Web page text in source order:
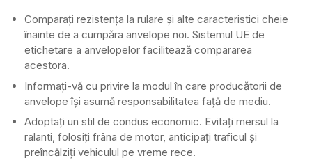
Comparați rezistența la rulare și alte caracteristici cheie
înainte de a cumpăra anvelope noi. Sistemul UE de
etichetare a anvelopelor facilitează compararea
acestora.
Informați-vă cu privire la modul în care producătorii de
anvelope își asumă responsabilitatea față de mediu.
Adoptați un stil de condus economic. Evitați mersul la
ralanti, folosiți frâna de motor, anticipați traficul și
preîncălziți vehiculul pe vreme rece.